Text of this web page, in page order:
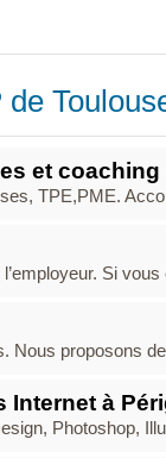
et coaching
TPE,PME.
Si
Nous proposons
à
Photoshop,